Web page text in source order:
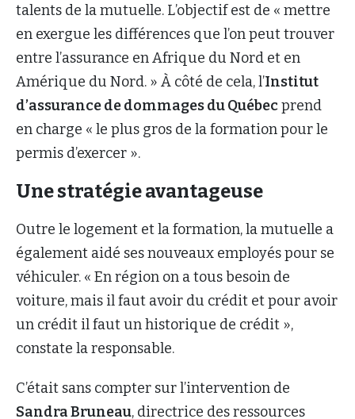
talents de la mutuelle. L’objectif est de « mettre
en exergue les différences que l’on peut trouver
entre l’assurance en Afrique du Nord et en
Amérique du Nord. » À côté de cela, l’Institut
d’assurance de dommages du Québecprend
en charge « le plus gros de la formation pour le
permis d’exercer ».
Une stratégie avantageuse
Outre le logement et la formation, la mutuelle a
également aidé ses nouveaux employés pour se
véhiculer. « En région on a tous besoin de
voiture, mais il faut avoir du crédit et pour avoir
un crédit il faut un historique de crédit »,
constate la responsable.
C’était sans compter sur l’intervention de
Sandra Bruneau, directrice des ressources